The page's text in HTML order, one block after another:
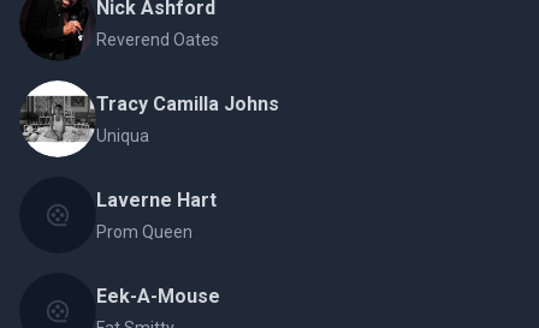
Nick Ashford
Reverend Oates
Tracy Camilla Johns
Uniqua
Laverne Hart
Prom Queen
Eek-A-Mouse